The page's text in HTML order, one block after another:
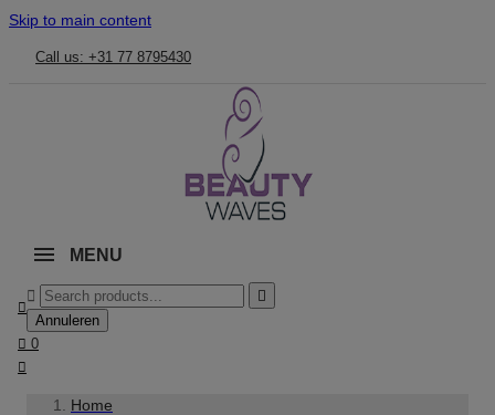
Skip to main content
Call us: +31 77 8795430
MENU



Annuleren
 0

Home